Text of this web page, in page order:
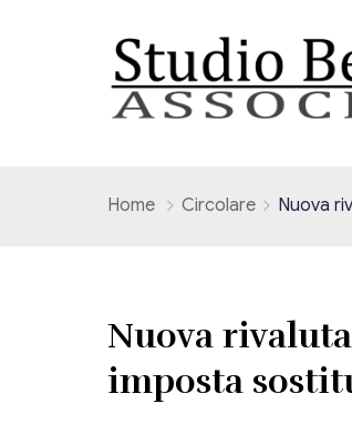
Home Circolare Nuova
Nuova
imposta